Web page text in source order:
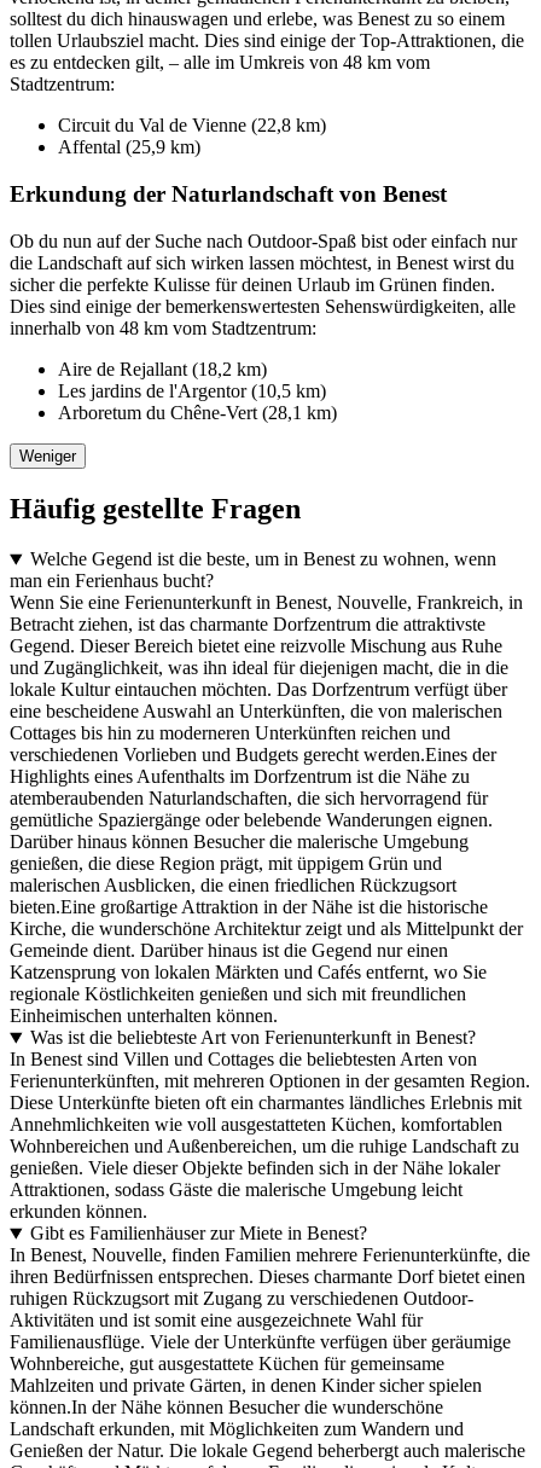
solltest du dich hinauswagen und erlebe, was Benest zu so einem
tollen Urlaubsziel macht. Dies sind einige der Top-Attraktionen, die
es zu entdecken gilt, – alle im Umkreis von 48 km vom
Stadtzentrum:
Circuit du Val de Vienne (22,8 km)
Affental (25,9 km)
Erkundung der Naturlandschaft von Benest
Ob du nun auf der Suche nach Outdoor-Spaß bist oder einfach nur
die Landschaft auf sich wirken lassen möchtest, in Benest wirst du
sicher die perfekte Kulisse für deinen Urlaub im Grünen finden.
Dies sind einige der bemerkenswertesten Sehenswürdigkeiten, alle
innerhalb von 48 km vom Stadtzentrum:
Aire de Rejallant (18,2 km)
Les jardins de l'Argentor (10,5 km)
Arboretum du Chêne-Vert (28,1 km)
Weniger
Häufig gestellte Fragen
Welche Gegend ist die beste, um in Benest zu wohnen, wenn
man ein Ferienhaus bucht?
Wenn Sie eine Ferienunterkunft in Benest, Nouvelle, Frankreich, in
Betracht ziehen, ist das charmante Dorfzentrum die attraktivste
Gegend. Dieser Bereich bietet eine reizvolle Mischung aus Ruhe
und Zugänglichkeit, was ihn ideal für diejenigen macht, die in die
lokale Kultur eintauchen möchten. Das Dorfzentrum verfügt über
eine bescheidene Auswahl an Unterkünften, die von malerischen
Cottages bis hin zu moderneren Unterkünften reichen und
verschiedenen Vorlieben und Budgets gerecht werden.Eines der
Highlights eines Aufenthalts im Dorfzentrum ist die Nähe zu
atemberaubenden Naturlandschaften, die sich hervorragend für
gemütliche Spaziergänge oder belebende Wanderungen eignen.
Darüber hinaus können Besucher die malerische Umgebung
genießen, die diese Region prägt, mit üppigem Grün und
malerischen Ausblicken, die einen friedlichen Rückzugsort
bieten.Eine großartige Attraktion in der Nähe ist die historische
Kirche, die wunderschöne Architektur zeigt und als Mittelpunkt der
Gemeinde dient. Darüber hinaus ist die Gegend nur einen
Katzensprung von lokalen Märkten und Cafés entfernt, wo Sie
regionale Köstlichkeiten genießen und sich mit freundlichen
Einheimischen unterhalten können.
Was ist die beliebteste Art von Ferienunterkunft in Benest?
In Benest sind Villen und Cottages die beliebtesten Arten von
Ferienunterkünften, mit mehreren Optionen in der gesamten Region.
Diese Unterkünfte bieten oft ein charmantes ländliches Erlebnis mit
Annehmlichkeiten wie voll ausgestatteten Küchen, komfortablen
Wohnbereichen und Außenbereichen, um die ruhige Landschaft zu
genießen. Viele dieser Objekte befinden sich in der Nähe lokaler
Attraktionen, sodass Gäste die malerische Umgebung leicht
erkunden können.
Gibt es Familienhäuser zur Miete in Benest?
In Benest, Nouvelle, finden Familien mehrere Ferienunterkünfte, die
ihren Bedürfnissen entsprechen. Dieses charmante Dorf bietet einen
ruhigen Rückzugsort mit Zugang zu verschiedenen Outdoor-
Aktivitäten und ist somit eine ausgezeichnete Wahl für
Familienausflüge. Viele der Unterkünfte verfügen über geräumige
Wohnbereiche, gut ausgestattete Küchen für gemeinsame
Mahlzeiten und private Gärten, in denen Kinder sicher spielen
können.In der Nähe können Besucher die wunderschöne
Landschaft erkunden, mit Möglichkeiten zum Wandern und
Genießen der Natur. Die lokale Gegend beherbergt auch malerische